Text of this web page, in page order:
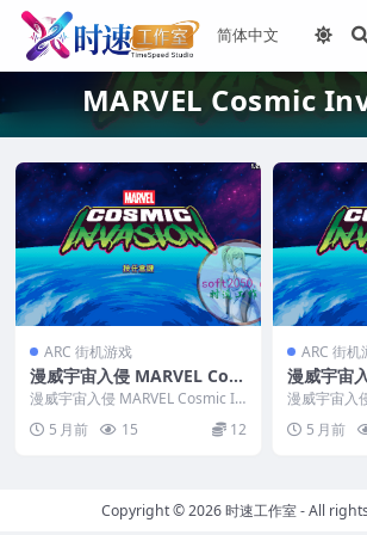
MARVEL Cosmic
ARC 街机游戏
漫威宇宙入侵 MARVEL Cos
mic Invasion WIN游戏 PC
电脑游戏 适配系统WINDOW
S
漫威宇宙入侵 MARVEL Cosmic In
5 月前 15 12
ARC 街机
漫威宇宙
mic
果电脑游
macOS
漫威宇宙入
5 月前
Copyright © 2026时速工作室- All